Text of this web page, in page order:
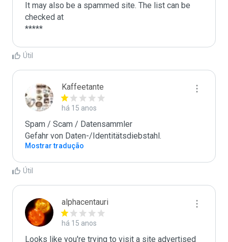
It may also be a spammed site. The list can be
checked at
Útil
Kaffeetante
há 15 anos
Spam / Scam / Datensammler
Gefahr von Daten-/Identitätsdiebstahl.
Mostrar tradução
Útil
alphacentauri
há 15 anos
Looks like you're trying to visit a site advertised